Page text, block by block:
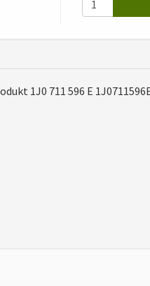
1J0 711 596 E